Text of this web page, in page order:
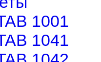
1001
1041